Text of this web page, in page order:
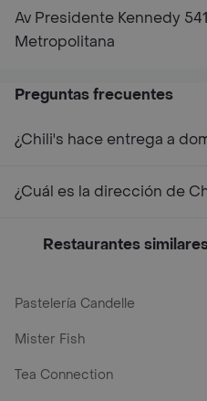
Av Presidente Kennedy
Metropolitana
Preguntas frecuentes
¿Chili's hace entrega a
¿Cuál es la dirección de
Restaurantes
Pastelería Candelle
Mister Fish
Tea Connection